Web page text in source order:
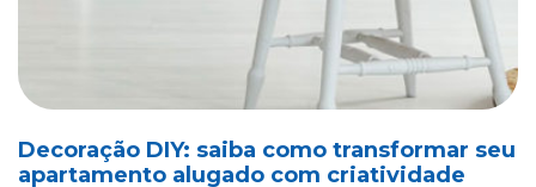
Decoração DIY: saiba como transformar seu
apartamento alugado com criatividade